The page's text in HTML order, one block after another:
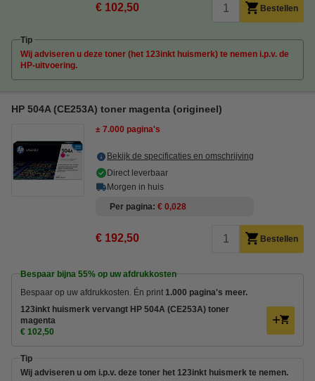
€ 102,50 Bestellen
Tip
Wij adviseren u deze toner (het 123inkt huismerk) te nemen i.p.v. de
HP-uitvoering.
HP 504A (CE253A) toner magenta (origineel)
± 7.000 pagina's
Bekijk de specificaties en omschrijving
Direct leverbaar
Morgen in huis
Per pagina € 0,028
€ 192,50 Bestellen
Bespaar bijna 55% op uw afdrukkosten
Bespaar op uw afdrukkosten. Én print 1.000 pagina's meer.
123inkt huismerk vervangt HP 504A (CE253A) toner
magenta
€ 102,50
Tip
Wij adviseren u om i.p.v. deze toner het 123inkt huismerk te nemen.